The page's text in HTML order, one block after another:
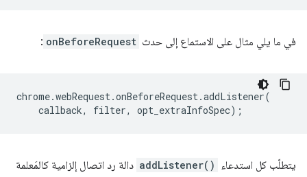
في ما يلي مثال على الاستماع إلى حدث onBeforeRequest
:
chrome.webRequest.onBeforeRequest.addListener(
callback, filter, opt_extraInfoSpec);
يتطلّب كل استدعاء addListener() دالة رد اتصال إلزامية كالمَعلمة